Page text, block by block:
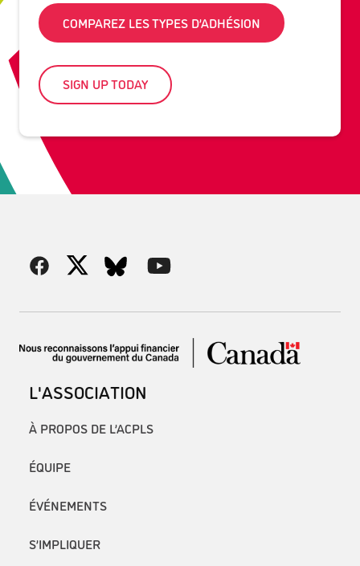
COMPAREZ LES TYPES D’ADHÉSION
SIGN UP TODAY
L'ASSOCIATION
À PROPOS DE L’ACPLS
ÉQUIPE
ÉVÉNEMENTS
S’IMPLIQUER